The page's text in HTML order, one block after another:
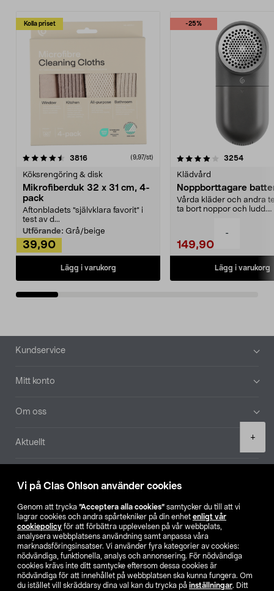
Vi på Clas Ohlson använder cookies
Genom att trycka ”Acceptera alla cookies” samtycker du till att vi
lagrar cookies och andra spårtekniker på din enhet enligt vår
cookiepolicy för att förbättra upplevelsen på vår webbplats,
analysera webbplatsens användning samt anpassa våra
marknadsföringsinsatser. Vi använder fyra kategorier av cookies:
nödvändiga, funktionella, analys och annonsering. För nödvändiga
cookies krävs inte ditt samtycke eftersom dessa cookies är
nödvändiga för att innehållet på webbplatsen ska kunna fungera. Om
du istället vill skräddarsy dina val kan du trycka på inställningar. Ditt
-
+
Kolla priset
3816recensioner (9,97/st)
Köksrengöring & disk
Mikrofiberduk 32 x 31 cm, 4-
pack
Aftonbladets "självklara favorit” i
test av d...
Utförande: Grå/beige
39,90
Lägg i varukorg
-25%
4.0av 5 stjärnor 3254
Klädvård
Noppborttagare
Vårda kläder och andra
ta bort noppor och ludd.
149,90
Lägg i varukorg
4.5av 5 stjärnor
Sidfot
Kundservice
Mitt konto
Om oss
Aktuellt
Hitta butik
SE NO FI